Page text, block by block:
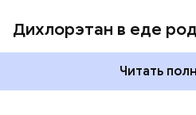
Дихлорэтан в еде
Читать
Республике Дагестан.